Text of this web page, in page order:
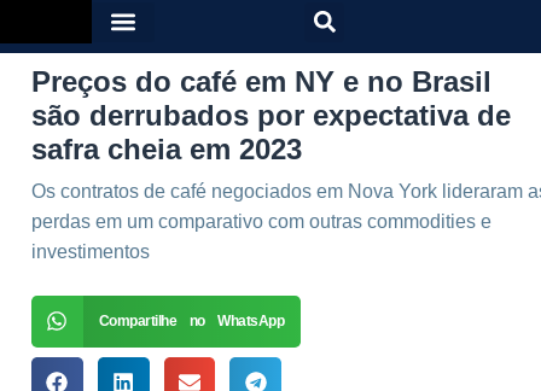
Preços do café em NY e no Brasil
são derrubados por expectativa de
safra cheia em 2023
Os contratos de café negociados em Nova York lideraram
perdas em um comparativo com outras commodities e
investimentos
Compartilhe no WhatsApp